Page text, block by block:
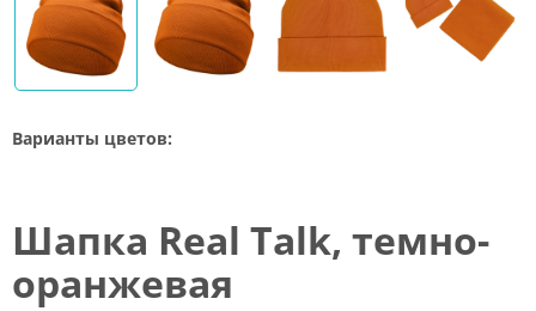
Варианты цветов:
Шапка Real Talk, темно-
оранжевая